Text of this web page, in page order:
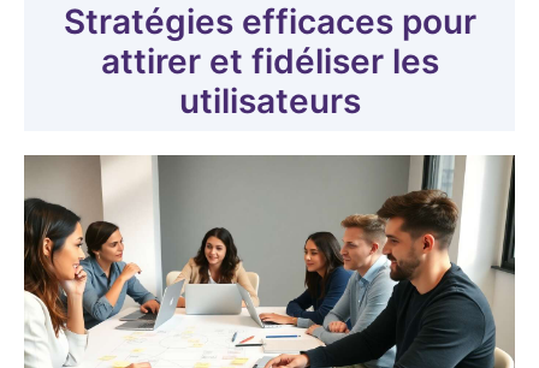
Stratégies efficaces pour
attirer et fidéliser les
utilisateurs